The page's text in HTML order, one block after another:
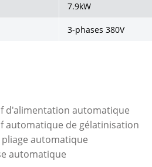
7.9kW
3-phases 380V
d'alimentation automatique
automatique de gélatinisation
automatique
automatique